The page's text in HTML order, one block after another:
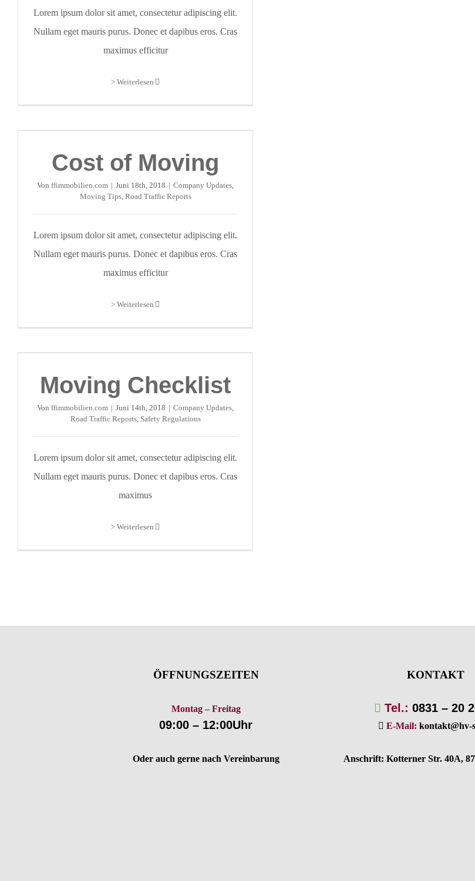
Lorem ipsum dolor sit amet, consectetur adipiscing elit.
Nullam eget mauris purus. Donec et dapibus eros. Cras
maximus efficitur
> Weiterlesen
Cost of Moving
Vonffimmobilien.com | Juni 18th, 2018 | Company Updates
Moving Tips, Road Traffic Reports
Lorem ipsum dolor sit amet, consectetur adipiscing elit.
Nullam eget mauris purus. Donec et dapibus eros. Cras
maximus efficitur
> Weiterlesen
Moving Checklist
Vonffimmobilien.com | Juni 14th, 2018 | Company Updates
Road Traffic Reports, Safety Regulations
Lorem ipsum dolor sit amet, consectetur adipiscing elit.
Nullam eget mauris purus. Donec et dapibus eros. Cras
maximus
> Weiterlesen
ÖFFNUNGSZEITEN
Montag – Freitag
09:00 – 12:00Uhr
Oder auch gerne nach Vereinbarung
KONTAKT
Tel.: 0831 – 20
E-Mail:kontakt@hv-
Anschrift: Kotterner Str. 40A,